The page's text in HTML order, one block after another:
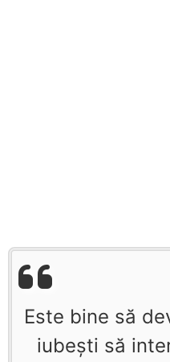
Este bine să
iubeşti să